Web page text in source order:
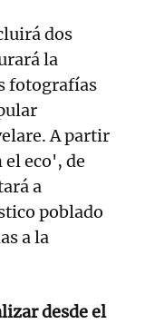
dos
la
fotografías
A partir
eco', de
a
poblado
a la
desde el